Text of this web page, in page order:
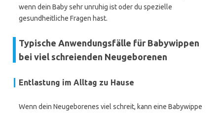
wenn dein Baby sehr unruhig ist oder du spezielle
gesundheitliche Fragen hast.
Typische Anwendungsfälle für Babywippen
bei viel schreienden Neugeborenen
Entlastung im Alltag zu Hause
Wenn dein Neugeborenes viel schreit, kann eine Babywippe